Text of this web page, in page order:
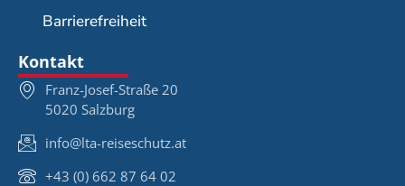
Barrierefreiheit
Kontakt
Franz-Josef-Straße 20
5020 Salzburg
info@lta-reiseschutz.at
+43 (0) 662 87 64 02